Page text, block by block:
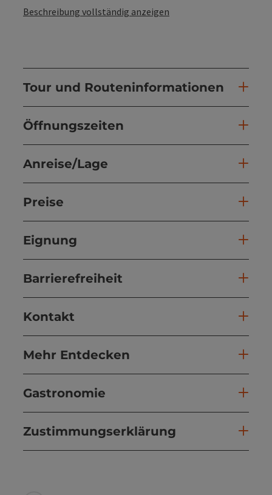
Beschreibung vollständig anzeigen
Tour und Routeninformationen
Öffnungszeiten
Anreise/Lage
Preise
Eignung
Barrierefreiheit
Kontakt
Mehr Entdecken
Gastronomie
Zustimmungserklärung